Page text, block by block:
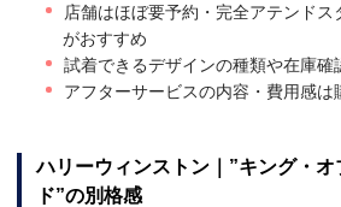
店舗はほぼ要予約・完全アテンド
がおすすめ
試着できるデザインの種類や在庫確
アフターサービスの内容・費用感は
ハリーウィンストン｜”キング・
ド”の別格感